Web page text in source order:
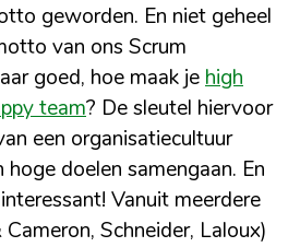
geworden. En niet geheel
van ons Scrum
goed, hoe maak je high
team? De sleutel hiervoor
een organisatiecultuur
doelen samengaan. En
Vanuit meerdere
Schneider, Laloux)